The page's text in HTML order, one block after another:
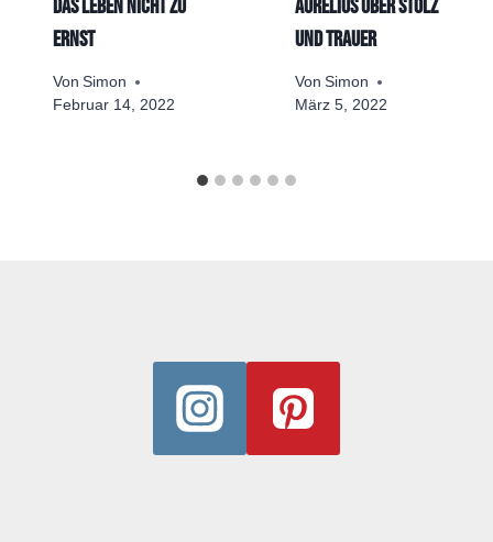
das Leben nicht zu
ernst
Von Simon
Februar 14, 2022
Aurelius über Stolz
und Trauer
Von Simon
März 5, 2022